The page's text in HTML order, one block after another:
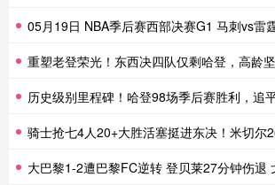
05月19日 NBA季后赛西部决赛G1 马刺vs雷
重塑老登荣光！东西决四队仅剩哈登，高龄
历史级别里程碑！哈登98场季后赛胜利，追平马龙
骑士抢七4人20+大胜活塞挺进东决！米切尔26+7 阿伦23分
大巴黎1-2遭巴黎FC逆转 登贝莱27分钟伤退 戈里